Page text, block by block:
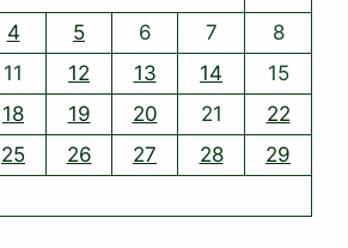
4 5 6 7
8
11 12 13 14
15
18 19 20 21
22
25 26 27 28
29